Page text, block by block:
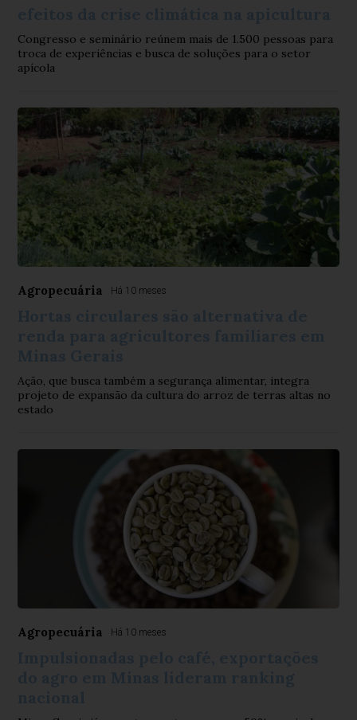
Congresso e seminário reúnem mais de 1.500 pessoas para
troca de experiências e busca de soluções para o setor
apícola
Agropecuária Há 10 meses
Ação, que busca também a segurança alimentar, integra
projeto de expansão da cultura do arroz de terras altas no
estado
Agropecuária Há 10 meses